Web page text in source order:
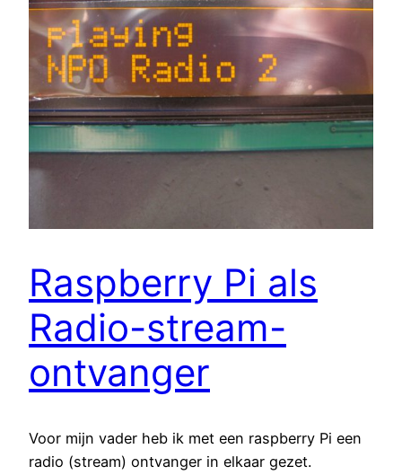
Raspberry Pi als
Radio-stream-
ontvanger
Voor mijn vader heb ik met een raspberry Pi een
radio (stream) ontvanger in elkaar gezet.